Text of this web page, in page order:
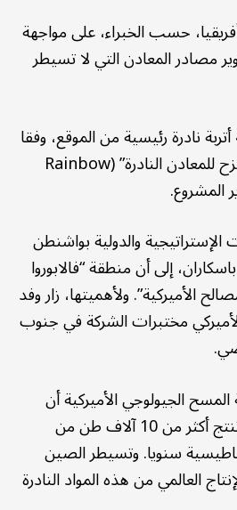
حسب الخبراء، على مواجهة
مصادر المعادن التي لا تسيطر
ومن المتوقع استخراج 4 أتربة نادرة رئيسية من الموقع، وفقا
لما ذكرته شركة “قوس قزح للمعادن النادرة” (Rainbow
الإستراتيجية والدولية بواشنطن
إلى أن منطقة “فالابوروا
الأميركية”. ولأهميتها، زار وفد
مختبرات الشركة في جنوب
الجيولوجي الأميركية أن
هذه المنطقة يمكن أن تنتج أكثر من 10 آلاف طن من
سنويا. وتسيطر الصين
على الإنتاج العالمي من هذه المواد النادرة